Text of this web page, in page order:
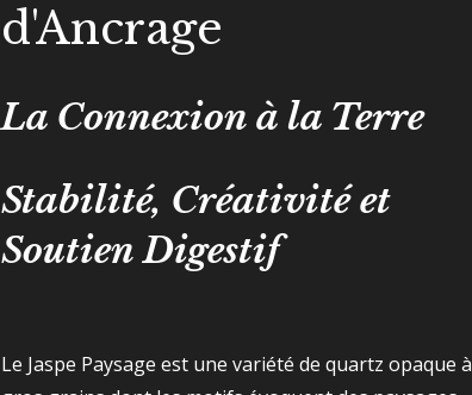
d'Ancrage
La Connexion à la Terre
Stabilité, Créativité et
Soutien Digestif
Le Jaspe Paysage est une variété de quartz opaque à